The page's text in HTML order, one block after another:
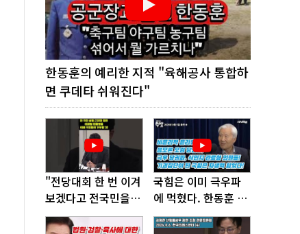
한동훈의 예리한 지적 "육해공사 통합하
면 쿠데타 쉬워진다"
"전당대회 한 번 이겨
보겠다고 전국민을
'지옥문'으로 밀어!"
국힘은 이미 극우파
에 먹혔다. 한동훈 창
당이 답!